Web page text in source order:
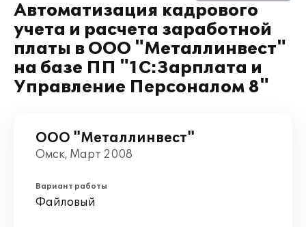
Автоматизация кадрового
учета и расчета заработной
платы в ООО "Металлинвест"
на базе ПП "1С:Зарплата и
Управление Персоналом 8"
ООО "Металлинвест"
Омск, Март 2008
Вариант работы
Файловый